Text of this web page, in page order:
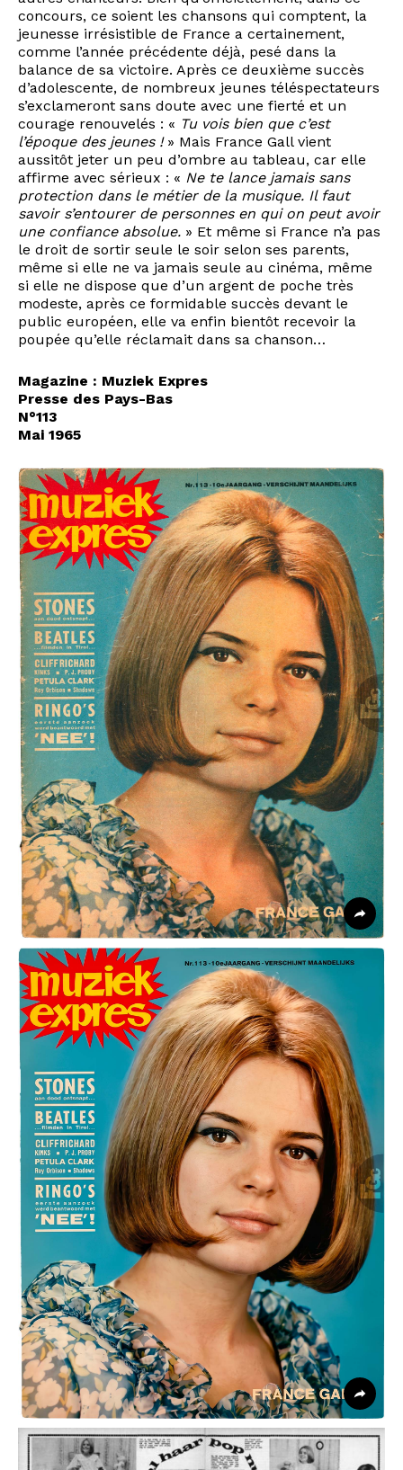
concours, ce soient les chansons qui comptent, la
jeunesse irrésistible de France a certainement,
comme l’année précédente déjà, pesé dans la
balance de sa victoire. Après ce deuxième succès
d’adolescente, de nombreux jeunes téléspectateurs
s’exclameront sans doute avec une fierté et un
courage renouvelés : « Tu vois bien que c’est
l’époque des jeunes ! » Mais France Gall vient
aussitôt jeter un peu d’ombre au tableau, car elle
affirme avec sérieux : « Ne te lance jamais sans
protection dans le métier de la musique. Il faut
savoir s’entourer de personnes en qui on peut avoir
une confiance absolue. » Et même si France n’a pas
le droit de sortir seule le soir selon ses parents,
même si elle ne va jamais seule au cinéma, même
si elle ne dispose que d’un argent de poche très
modeste, après ce formidable succès devant le
public européen, elle va enfin bientôt recevoir la
poupée qu’elle réclamait dans sa chanson…
Magazine : Muziek Expres
Presse des Pays-Bas
N°113
Mai 1965